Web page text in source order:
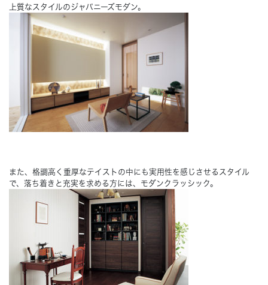
上質なスタイルのジャパニーズモダン。
また、格調高く重厚なテイストの中にも実用性を感じさせるスタイル
で、落ち着きと充実を求める方には、モダンクラッシック。